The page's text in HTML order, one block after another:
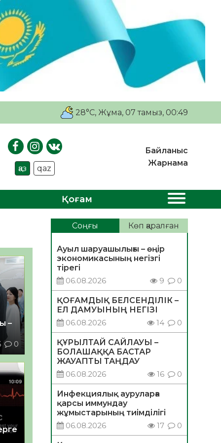
28°C, Жұма, 07 тамыз, 00:49
қаз qaz
Байланыс
Жарнама
Қоғам
–
0
Соңғы Көп қаралған
Ауыл шаруашылығы – өңір
экономикасының негізгі
тірегі
06.08.2026
9 0
ҚОҒАМДЫҚ БЕЛСЕНДІЛІК –
ЕЛ ДАМУЫНЫҢ НЕГІЗІ
06.08.2026
14 0
ҚҰРЫЛТАЙ САЙЛАУЫ –
БОЛАШАҚҚА БАСТАР
ЖАУАПТЫ ТАҢДАУ
06.08.2026
16 0
Инфекциялық ауруларға
қарсы иммундау
жұмыстарының тиімділігі
06.08.2026
17 0